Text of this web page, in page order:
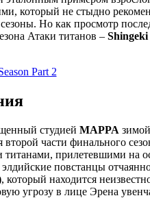
не стыдно
Но как просмотр
Атаки титанов –
студией MAPPA
части финального
прилетевшими на
повстанцы
, который находится
угрозу в лице Эрена